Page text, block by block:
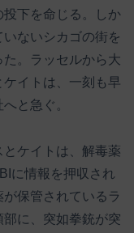
下を命じる。しか
ないシカゴの街を
。ラッセルから大
イトは、一刻も早
と急ぐ。
ケイトは、解毒薬
に情報を押収され
保管されているラ
に、突如拳銃が突